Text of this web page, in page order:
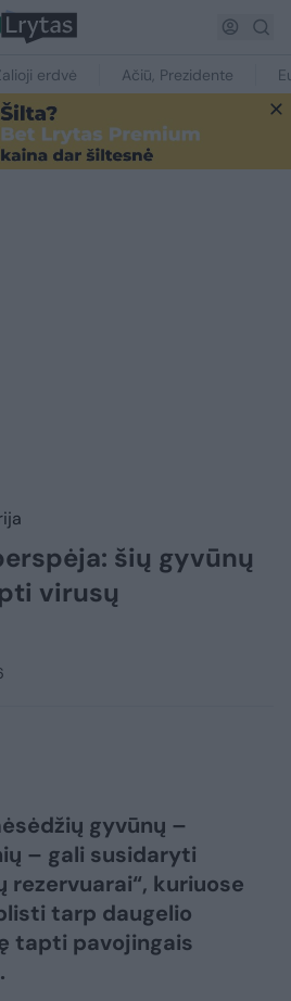
erdvė Ačiū, Prezidente
šių gyvūnų
virusų
gyvūnų –
– gali susidaryti
rezervuarai“, kuriuose
tarp daugelio
tapti pavojingais